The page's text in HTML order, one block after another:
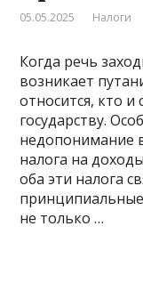
05.05.2025 Налоги
Когда речь
возникает
относится, кто
государству.
недопонимание
налога на
оба эти налога
не только …